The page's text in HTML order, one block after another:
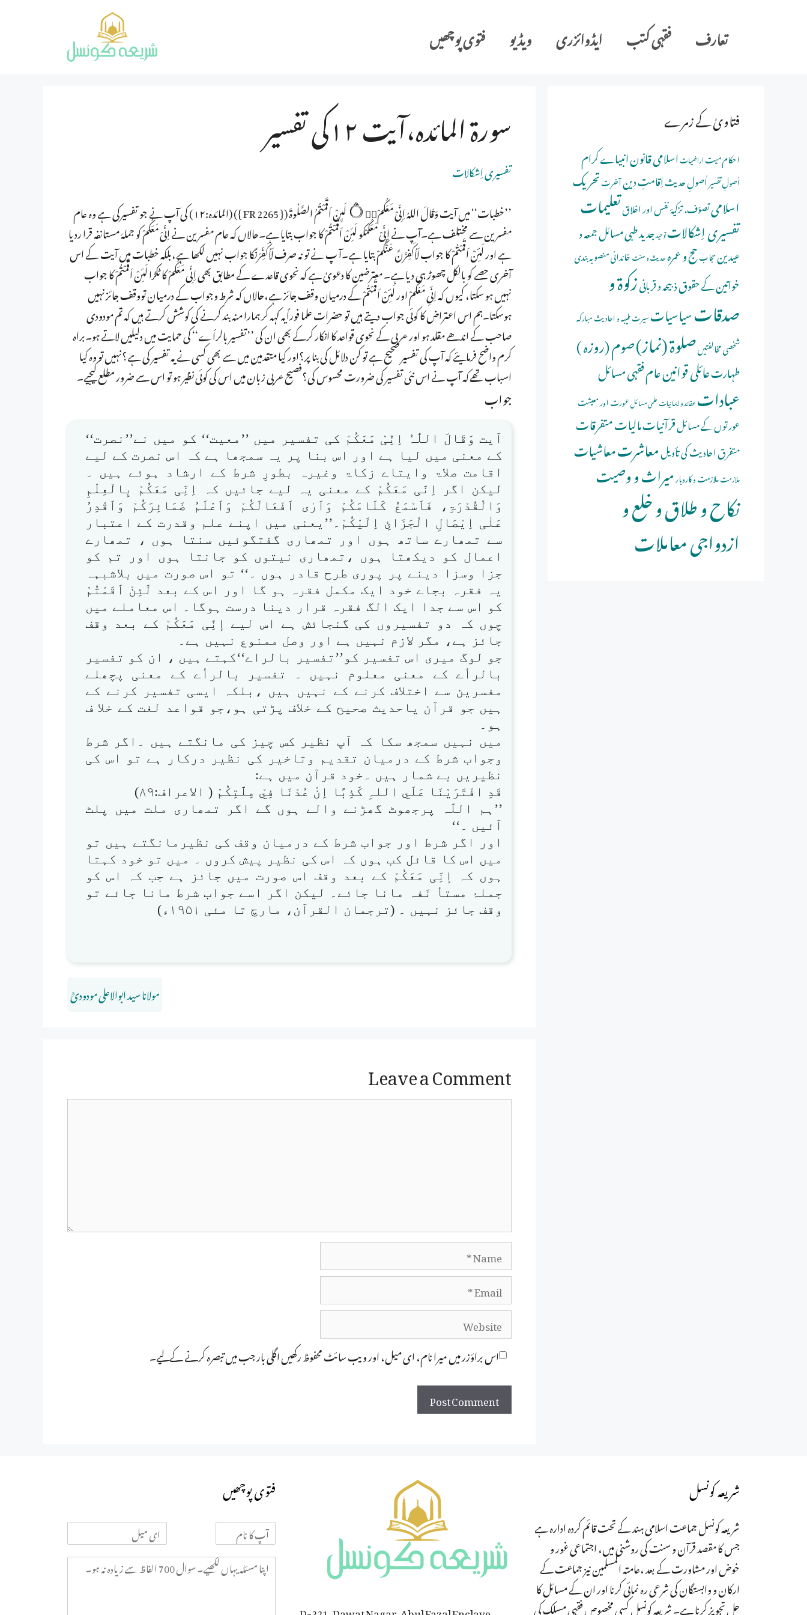
تعارف فقہی کتب ایڈوائزری ویڈیو فتوی پوچھیں
سورة المائدہ،آیت ۱۲کی تفسیر
تفسیری اِشکالات
’’خطبات‘‘ میں آیت وَقَالَ اللہُ اِنِّىْ مَعَكُمْ۝۰ۭ لَىِٕنْ اَقَمْــتُمُ الصَّلٰوۃَ ({ FR 2265 }) (المائدہ:۱۲) کی آپ نے جو تفسیرکی ہے وہ عام
مفسرین سے مختلف ہے۔آپ نے اِنِّیْ مَعَکُمْکو لَئِنْ اَقَمْتُمْ کا جواب بتایا ہے۔حالاں کہ عام مفسرین نے اِنّیْ مَعَکُمْ کو جملۂ مستانفہ قرا ردیا
ہے اور لَئِنْ اَقَمْتُمْ کا جواب لَاُکَفِرَّنَّ عَنْکُمْ بتایا ہے۔آ پ نے تو نہ صرف لَاُکَفِّرَنَّکا جواب نہیں لکھا ہے،بلکہ خطبات میں آیت کے اس
آخری حصے کو بالکل چھوڑ ہی دیا ہے۔ معترضین کا دعویٰ ہے کہ نحوی قاعدے کے مطابق بھی اِنِّی مَعَکُمْ کا ٹکڑا لَئِنْ اَقَمْتُمْ کا جواب
نہیں ہو سکتا، کیوں کہ اِنّیِ مَعَکُمْ اور لَئِنْ اَقَمْتُمْ کے درمیان وقف جائز ہے،حالاں کہ شرط وجواب کے درمیان تووقف جائزنہیں
ہوسکتا۔ہم اس اعتراض کا کوئی جواب دیتے ہیں تو حضرات علما فوراًیہ کہہ کر ہمارا منہ بند کرنے کی کوشش کرتے ہیں کہ تم مودودی
صاحب کے اندھے مقلد ہو اور عربی کے نحوی قواعد کا انکار کرکے بھی ان کی ’’تفسیر بالرأے‘‘ کی حمایت میں دلیلیں لاتے ہو۔براہ
کرم واضح فرمایئے کہ آپ کی تفسیر صحیح ہے تو کن دلائل کی بنا پر؟اور کیا متقدمین میں سے بھی کسی نے یہ تفسیر کی ہے؟نہیں تو وہ کیا
اسباب تھے کہ آپ نے اس نئی تفسیر کی ضرورت محسوس کی؟فصیح عربی زبان میں اس کی کوئی نظیر ہو تو اس سے ضرور مطلع کیجیے۔
جواب
آیت وَقَالَ اللّٰہُ اِنِّیْ مَعَکُمْ کی تفسیر میں ’’معیت‘‘ کو میں نے’’نصرت‘‘
کے معنی میں لیا ہے اور اس بنا پر یہ سمجھا ہے کہ اس نصرت کے لیے
اقامت صلاۃ وایتاے زکاۃ وغیرہ بطورِ شرط کے ارشاد ہوئے ہیں ۔
لیکن اگر اِنّی مَعَکُمْ کے معنی یہ لیے جائیں کہ اِنِّی مَعَکُمْ بِالْعِلْمِ
وَالْقُدْرَۃِ، فَاَسْمَعُ کَلَامَکُمْ وَاَرٰی اَفْعَالَکُمْ وَاَعْلَمُ ضَمَائِرَکُمْ وَاَقْدِرُ
عَلٰی اِیْصَالِ الْجَزَائِ اِلَیْکُمْ۔’’یعنی میں اپنے علم وقدرت کے اعتبار
سے تمھارے ساتھ ہوں اور تمھاری گفتگوئیں سنتا ہوں ، تمھارے
اعمال کو دیکھتا ہوں ،تمھاری نیتوں کو جانتا ہوں اور تم کو
جزا وسزا دینے پر پوری طرح قادر ہوں ۔‘‘ تو اس صورت میں بلاشبہہ
یہ فقرہ بجاے خود ایک مکمل فقرہ ہو گا اور اس کے بعد لَئِنْ اَقَمْتُمْ
کو اس سے جدا ایک الگ فقرہ قرار دینا درست ہوگا۔ اس معاملے میں
چوں کہ دو تفسیروں کی گنجائش ہے اس لیے إنِّی مَعَکُمْ کے بعد وقف
جائز ہے، مگر لازم نہیں ہے اور وصل ممنوع نہیں ہے۔
جو لوگ میری اس تفسیر کو’’تفسیر بالراے‘‘کہتے ہیں ، ان کو تفسیر
بالرأے کے معنی معلوم نہیں ۔ تفسیر بالرأے کے معنی پچھلے
مفسرین سے اختلاف کرنے کے نہیں ہیں ،بلکہ ایسی تفسیر کرنے کے
ہیں جو قرآن یاحدیث صحیح کے خلاف پڑتی ہو،جو قواعد لغت کے خلا ف
ہو۔
میں نہیں سمجھ سکا کہ آپ نظیر کس چیز کی مانگتے ہیں ۔اگر شرط
وجواب شرط کے درمیان تقدیم وتاخیر کی نظیر درکار ہے تو اس کی
نظیریں بے شمار ہیں ۔خود قرآن میں ہے:
قَدِ افْتَرَيْنَا عَلَي اللہِ كَذِبًا اِنْ عُدْنَا فِيْ مِلَّتِكُمْ ( الاعراف:۸۹)
’’ہم اللّٰہ پرجھوٹ گھڑنے والے ہوں گے اگر تمھاری ملت میں پلٹ
آئیں ۔‘‘
اور اگر شرط اور جواب شرط کے درمیان وقف کی نظیرمانگتے ہیں تو
میں اس کا قائل کب ہوں کہ اس کی نظیر پیش کروں ۔ میں تو خود کہتا
ہوں کہ إنِّی مَعَکُمْ کے بعد وقف اس صورت میں جائز ہے جب کہ اس کو
جملۂ مستأ نَفہ مانا جائے۔ لیکن اگر اسے جواب شرط مانا جائے تو
وقف جائز نہیں ۔ (ترجمان القرآن، مارچ تا مئی ۱۹۵۱ء)
مولانا سید ابوالاعلی مودودیؒ
Leave a Comment
Name
Email
Website
اس براؤزر میں میرا نام، ای میل، اور ویب سائٹ محفوظ رکھیں اگلی بار جب میں تبصرہ کرنے کےلیے۔
فتاویٰ کے زمرے
احکام میتاراضیاتاسلامی قانونانبیاے کرام
اُصولِ تفسیراُصولِ حدیثاِقامتِ دینآخرتتحریک
اسلامیتصوّف، تزکیۂ نفس اور اخلاقتعلیمات
تفسیری اِشکالاتتوحیدجدید طبی مسائلجمعہ و
عیدینحجابحج و عمرہحدیث و سنتخاندانی منصوبہ بندی
خواتین کے حقوقذبیحہ و قربانیزکوۃ و
صدقاتسیاسیاتسیرت طیبہ و احادیث مبارکہ
شخصی مخالفتیںصلوة (نماز)صوم (روزہ )
طہارتعائلی قوانینعام فقہی مسائل
عباداتعقائد و ایمانیاتعلمی مسائلعورت اور معیشت
عورتوں کے مسائلقرآنیاتمالیاتمتفرقات
متفرق احادیث کی تأویلمعاشرتمعاشیات
ملازمتملازمت و کاروبارمیراث و وصیت
نکاح و طلاق و خلع و
ازدواجی معاملات
شریعہ کونسل
شریعہ کونسل جماعت اسلامی ہند کے تحت قائم کردہ ادارہ ہے
جس کا مقصد قرآن و سنت کی روشنی میں، اجتماعی غور و
خوض اور مشاورت کے بعد ،عامتہ المسلمین نیز جماعت کے
ارکان و وابستگان کی شرعی رہ نمائی کرنا اور ان کے مسائل کا
حل تجویز کرنا ہے۔ شریعہ کونسل کسی مخصوص فقہی مسلک کی
فتوی پوچھیں